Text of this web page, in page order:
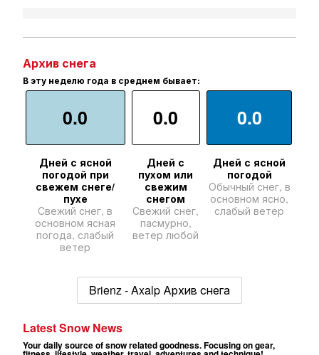
Архив снега
В эту неделю года в среднем бывает:
0.0
Дней с ясной
погодой при
свежем снеге/
пухе
Свежий снег, в
основном ясная
погода, слабый
ветер
0.0
Дней с
пухом или
свежим
снегом
Свежий снег,
пасмурно,
ветер любой
0.0
Дней с ясной
погодой
Обычный снег, в
основном ясно,
слабый ветер
Brienz - Axalp Архив снега